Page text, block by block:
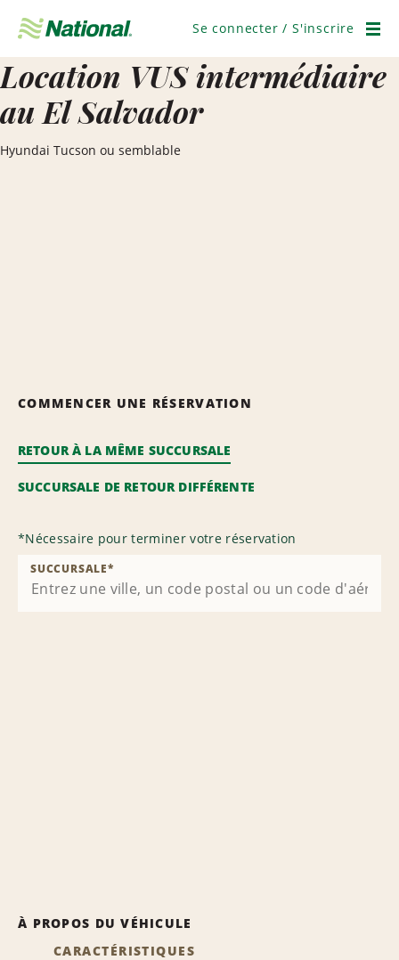
navigation
Se connecter / S'inscrire
Location VUS intermédiaire
au El Salvador
Hyundai Tucson ou semblable
COMMENCER UNE RÉSERVATION
RETOUR À LA MÊME SUCCURSALE
SUCCURSALE DE RETOUR DIFFÉRENTE
*Nécessaire pour terminer votre réservation
SUCCURSALE*
À PROPOS DU VÉHICULE
CARACTÉRISTIQUES